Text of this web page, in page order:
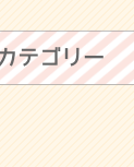
テゴリー